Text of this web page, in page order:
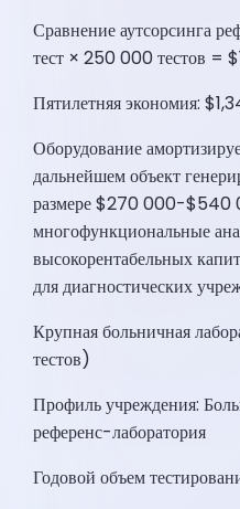
Сравнение аутсорсинга
тест × 250 000 тестов
Пятилетняя экономия:
Оборудование
дальнейшем объект
размере $270 000-$540
многофункциональные
высокорентабельных
для диагностических
Крупная больничная
тестов)
Профиль учреждения:
референс-лаборатория
Годовой объем